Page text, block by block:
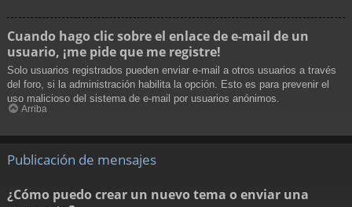
Cuando hago clic sobre el enlace de e-mail de un
usuario, ¡me pide que me registre!
Solo usuarios registrados pueden enviar e-mail a otros usuarios a través
del foro, si la administración habilita la opción. Esto es para prevenir el
uso malicioso del sistema de e-mail por usuarios anónimos.
Arriba
Publicación de mensajes
¿Cómo puedo crear un nuevo tema o enviar una